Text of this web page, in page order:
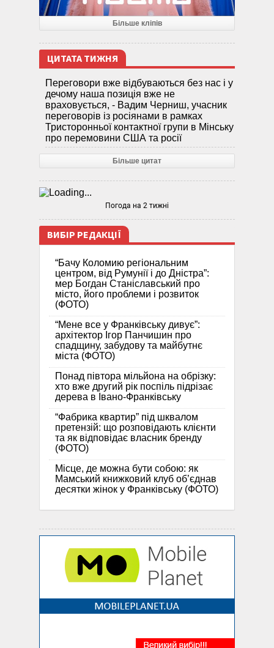
Більше кліпів
ЦИТАТА ТИЖНЯ
Переговори вже відбуваються без нас і у
дечому наша позиція вже не
враховується, - Вадим Черниш, учасник
переговорів із росіянами в рамках
Тристоронньої контактної групи в Мінську
про перемовини США та росії
Більше цитат
Погода на 2 тижні
ВИБІР РЕДАКЦІЇ
“Бачу Коломию регіональним
центром, від Румунії і до Дністра”:
мер Богдан Станіславський про
місто, його проблеми і розвиток
(ФОТО)
“Мене все у Франківську дивує”:
архітектор Ігор Панчишин про
спадщину, забудову та майбутнє
міста (ФОТО)
Понад півтора мільйона на обрізку:
хто вже другий рік поспіль підрізає
дерева в Івано-Франківську
“Фабрика квартир” під шквалом
претензій: що розповідають клієнти
та як відповідає власник бренду
(ФОТО)
Місце, де можна бути собою: як
Мамський книжковий клуб об’єднав
десятки жінок у Франківську (ФОТО)